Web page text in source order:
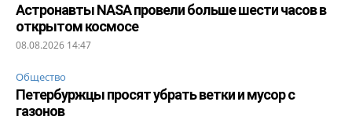
Астронавты NASA провели больше шести часов в
открытом космосе
08.08.2026 14:47
Общество
Петербуржцы просят убрать ветки и мусор с
газонов